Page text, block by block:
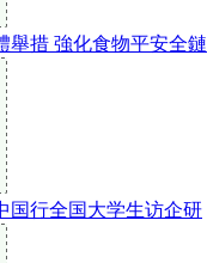
舉措 強化食物平安全鏈
国行全国大学生访企研